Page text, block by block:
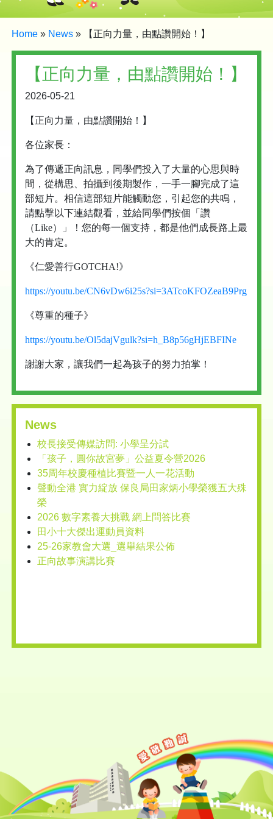
Home » News » 【正向力量，由點讚開始！】
【正向力量，由點讚開始！】
2026-05-21
【正向力量，由點讚開始！】
各位家長：
為了傳遞正向訊息，同學們投入了大量的心思與時
間，從構思、拍攝到後期製作，一手一腳完成了這
部短片。相信這部短片能觸動您，引起您的共鳴，
請點擊以下連結觀看，並給同學們按個「讚
（Like）」！您的每一個支持，都是他們成長路上最
大的肯定。
《仁愛善行GOTCHA!》
https://youtu.be/CN6vDw6i25s?si=3ATcoKFOZeaB9Prg
《尊重的種子》
https://youtu.be/Ol5dajVgulk?si=h_B8p56gHjEBFINe
謝謝大家，讓我們一起為孩子的努力拍掌！
News
校長接受傳媒訪問: 小學呈分試
「孩子，圓你故宮夢」公益夏令營2026
35周年校慶種植比賽暨一人一花活動
聲動全港 實力綻放 保良局田家炳小學榮獲五大殊
榮
2026 數字素養大挑戰 網上問答比賽
田小十大傑出運動員資料
25-26家教會大選_選舉結果公佈
正向故事演講比賽